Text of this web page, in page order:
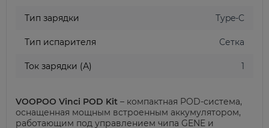
Тип зарядки Type-C
Тип испарителя Сетка
Ток зарядки (А) 1
VOOPOO Vinci POD Kit – компактная POD-система,
оснащенная мощным встроенным аккумулятором,
работающим под управлением чипа GENE и